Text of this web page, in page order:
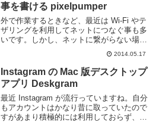
事を書ける pixelpumper
外で作業するときなど、最近は Wi-Fi やテ
ザリングを利用してネットにつなぐ事も多
いです。しかし、ネットに繋がらない場所
に行く時や集中する時にわざとネットを切
断する事もあります。そんな状態でもスタ
ンドアロンで動くアプリがあれば楽にブロ
グを...
2014.05.17
Instagram の Mac 版デスクトップ
アプリ Deskgram
最近 Instagram が流行っていますね。自分
もアカウントはかなり昔に取っていたので
すがあまり積極的には利用しておらず、気